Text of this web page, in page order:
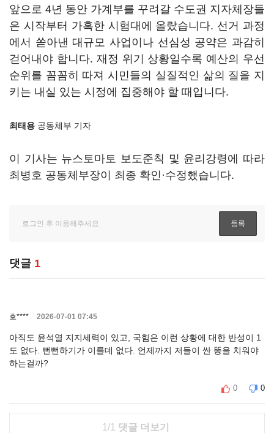
앞으로 4년 동안 가계부를 꾸려갈 수도권 지자체장들
은 시작부터 가혹한 시험대에 올랐습니다. 선거 과정
에서 쏟아낸 대규모 사업이나 선심성 공약은 과감히
걷어내야 합니다. 재정 위기 상황일수록 예산의 우선
순위를 꼼꼼히 따져 시민들의 실질적인 삶의 질을 지
키는 내실 있는 시정에 집중해야 할 때입니다.
최태용 공동체부 기자
이 기사는 뉴스토마토 보도준칙 및 윤리강령에 따라
최병호 공동체부장이 최종 확인·수정했습니다.
댓글 1
호**** 2026-07-01 07:45
아직도 윤석열 지지세력이 있고, 국힘은 이런 상황에 대한 반성이 1
도 없다. 뻔뻔하기가 이를데 없다. 언제까지 저들이 싼 똥을 치워야
하는걸까?
0 0
1/1 댓글 더보기